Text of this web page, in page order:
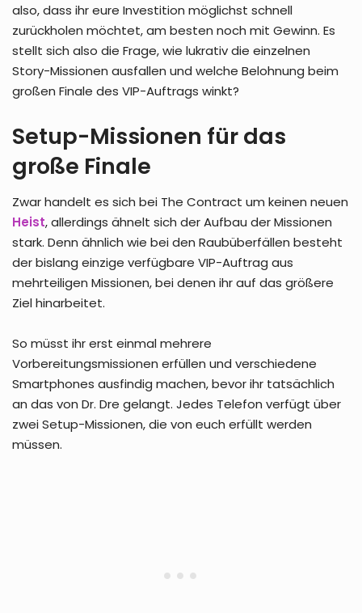
also, dass ihr eure Investition möglichst schnell
zurückholen möchtet, am besten noch mit Gewinn. Es
stellt sich also die Frage, wie lukrativ die einzelnen
Story-Missionen ausfallen und welche Belohnung beim
großen Finale des VIP-Auftrags winkt?
Setup-Missionen für das
große Finale
Zwar handelt es sich bei The Contract um keinen neuen
Heist, allerdings ähnelt sich der Aufbau der Missionen
stark. Denn ähnlich wie bei den Raubüberfällen besteht
der bislang einzige verfügbare VIP-Auftrag aus
mehrteiligen Missionen, bei denen ihr auf das größere
Ziel hinarbeitet.
So müsst ihr erst einmal mehrere
Vorbereitungsmissionen erfüllen und verschiedene
Smartphones ausfindig machen, bevor ihr tatsächlich
an das von Dr. Dre gelangt. Jedes Telefon verfügt über
zwei Setup-Missionen, die von euch erfüllt werden
müssen.